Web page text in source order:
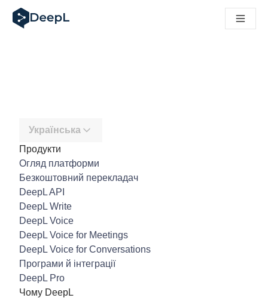
DeepL для ШІ-агентів
Translation Flow в DeepL: Нові робочі процеси на основі
Українська
Продукти
Огляд платформи
Безкоштовний перекладач
DeepL API
DeepL Write
DeepL Voice
DeepL Voice for Meetings
DeepL Voice for Conversations
Програми й інтеграції
DeepL Pro
Чому DeepL